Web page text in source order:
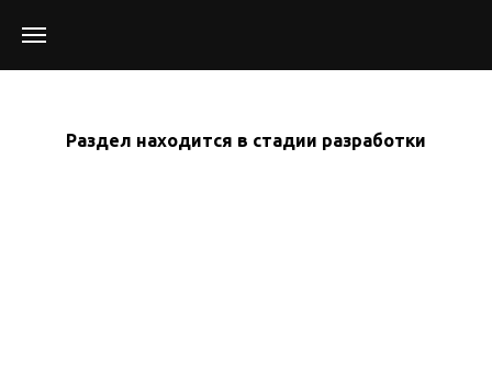
Раздел находится в стадии разработки